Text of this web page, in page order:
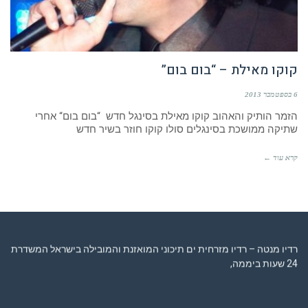
קוקו מאילת – “בום בום”
6 בספטמבר 2013
הזמר הותיק והאהוב קוקו מאילת בסינגל חדש “בום בום“ אחרי
שתיקה ממושכת בסינגלים סולו קוקו חוזר בשיר חדש
קרא עוד ←
רדיו מנטה – רדיו מזרחית ים תיכוני המואזנת והמובילה בישראל המשדרת
24 שעות ביממה,